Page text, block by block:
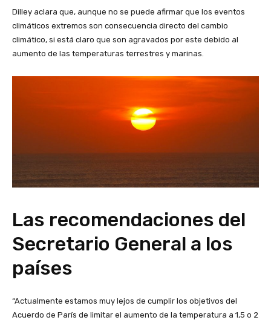
Dilley aclara que, aunque no se puede afirmar que los eventos
climáticos extremos son consecuencia directo del cambio
climático, si está claro que son agravados por este debido al
aumento de las temperaturas terrestres y marinas.
Las recomendaciones del
Secretario General a los
países
“Actualmente estamos muy lejos de cumplir los objetivos del
Acuerdo de París de limitar el aumento de la temperatura a 1,5 o 2